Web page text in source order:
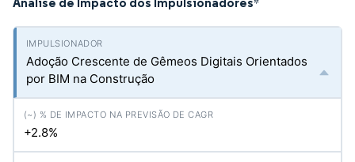
*
Adoção Crescente de Gêmeos Digitais Orientados
por BIM na Construção
+2.8%